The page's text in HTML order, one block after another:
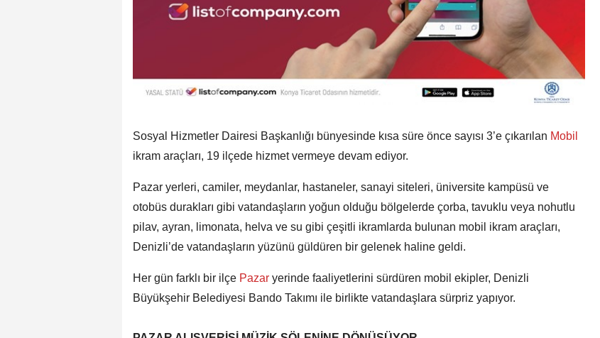
Sosyal Hizmetler Dairesi Başkanlığı bünyesinde kısa süre önce sayısı 3’e çıkarılan Mobil
ikram araçları, 19 ilçede hizmet vermeye devam ediyor.
Pazar yerleri, camiler, meydanlar, hastaneler, sanayi siteleri, üniversite kampüsü ve
otobüs durakları gibi vatandaşların yoğun olduğu bölgelerde çorba, tavuklu veya nohutlu
pilav, ayran, limonata, helva ve su gibi çeşitli ikramlarda bulunan mobil ikram araçları,
Denizli’de vatandaşların yüzünü güldüren bir gelenek haline geldi.
Her gün farklı bir ilçe Pazar yerinde faaliyetlerini sürdüren mobil ekipler, Denizli
Büyükşehir Belediyesi Bando Takımı ile birlikte vatandaşlara sürpriz yapıyor.